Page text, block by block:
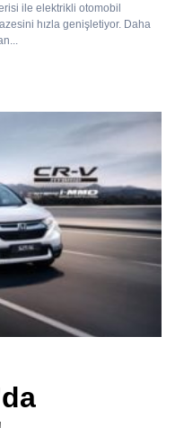
ile elektrikli otomobil
hızla genişletiyor. Daha